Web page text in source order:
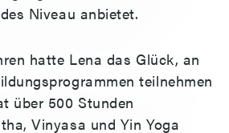
auf klar definierte Ziele für
– die dich
aussehen lassen!
entdecke unser vielseitiges
deinen Tag mit einem
Niveau anbietet.
hatte Lena das Glück, an
teilnehmen
über 500 Stunden
Vinyasa und Yin Yoga